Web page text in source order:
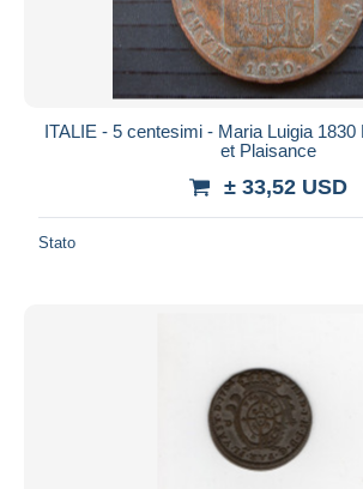
ITALIE - 5 centesimi - Maria Luigia
et Plaisance
± 33,52 USD
Stato